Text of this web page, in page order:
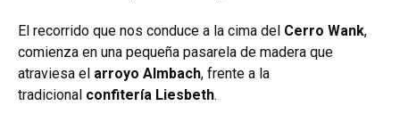
El recorrido que nos conduce a la cima del Cerro Wank,
comienza en una pequeña pasarela de madera que
atraviesa el arroyo Almbach, frente a la
tradicional confitería Liesbeth.